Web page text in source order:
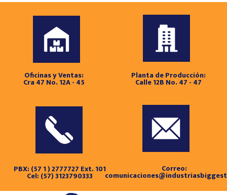
Oficinas y Ventas:
Cra 47 No. 12A - 45
Planta de Producción:
Calle 12B No. 47 - 47
PBX: (57 1 ) 2777727 Ext. 101
Cel: (57) 3123790333
Correo: